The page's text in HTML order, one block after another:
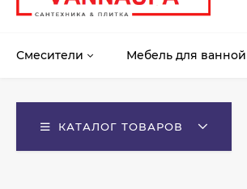
Смесители Мебель для ванной
КАТАЛОГ ТОВАРОВ